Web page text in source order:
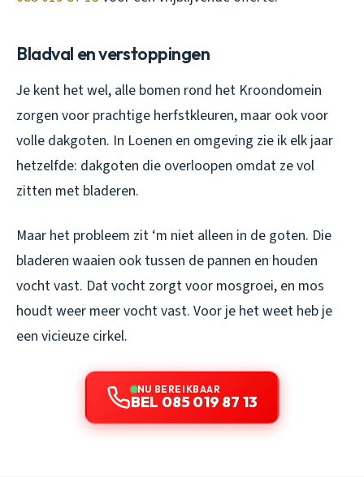
Bladval en verstoppingen
Je kent het wel, alle bomen rond het Kroondomein
zorgen voor prachtige herfstkleuren, maar ook voor
volle dakgoten. In Loenen en omgeving zie ik elk jaar
hetzelfde: dakgoten die overloopen omdat ze vol
zitten met bladeren.
Maar het probleem zit ‘m niet alleen in de goten. Die
bladeren waaien ook tussen de pannen en houden
vocht vast. Dat vocht zorgt voor mosgroei, en mos
houdt weer meer vocht vast. Voor je het weet heb je
een vicieuze cirkel.
NU BEREIKBAAR
BEL 085 019 87 13